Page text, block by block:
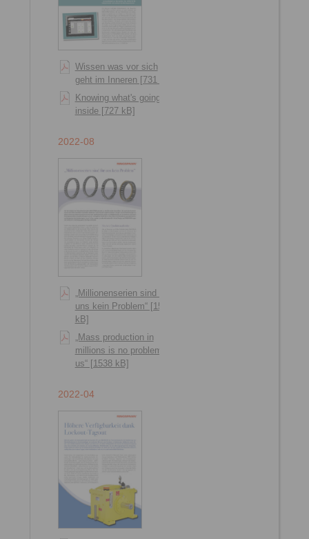
Wissen was vor sich
geht im Inneren [731 kB]
Knowing what's going on
inside [727 kB]
2022-08
„Millionenserien sind für
uns kein Problem“ [1551
kB]
„Mass production in
millions is no problem for
us“ [1538 kB]
2022-04